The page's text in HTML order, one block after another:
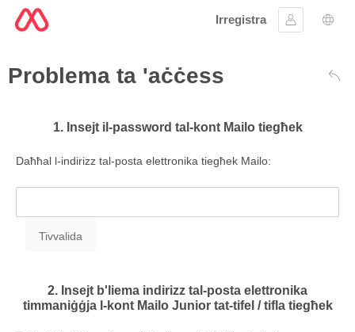
Irregistra
Sinjal
Problema ta 'aċċess Lura
1. Insejt il-password tal-kont Mailo tiegħek
Daħħal l-indirizz tal-posta elettronika tiegħek Mailo:
2. Insejt b'liema indirizz tal-posta elettronika
timmaniġġja l-kont Mailo Junior tat-tifel / tifla tiegħek